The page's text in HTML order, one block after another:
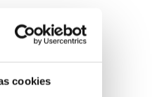
cookies